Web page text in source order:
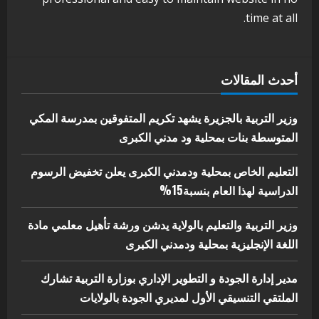
بوزارة التربية تشارك الملتقي التنسيقي
5
البيئة بالمحلية
يوليو 29, 2026
time at all.
أحدث المقالات
وزير التربية بالجزيرة يشهد تكريم المتفوقين بمدرسة المكي
المتوسطة بنات بمحلية ود مدني الكبرى
التعليم الخاص بمحلية ودمدني الكبرى يعلن تخفيض الرسوم
الدراسية لهذا العام بنسبة15%
وزير التربية والتعليم بالولاية يدشن ورشة تأهيل معلمي مادة
اللغة الإنجليزية بمحلية ودمدني الكبرى
مدير إدارة الجودة و التطوير الإداري بوزارة التربية تشارك
الملتقي التنسيقي الأول لمديري الجودة بالولايات